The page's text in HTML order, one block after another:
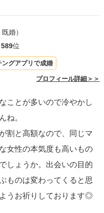
婚）
589位
ングアプリで成婚
プロフィール詳細＞＞
ことが多いので冷やかし
ね。
割と高額なので、同じマ
女性の本気度も高いもの
しょうか。出会いの目的
ものは変わってくると思
うお祈りしております◎